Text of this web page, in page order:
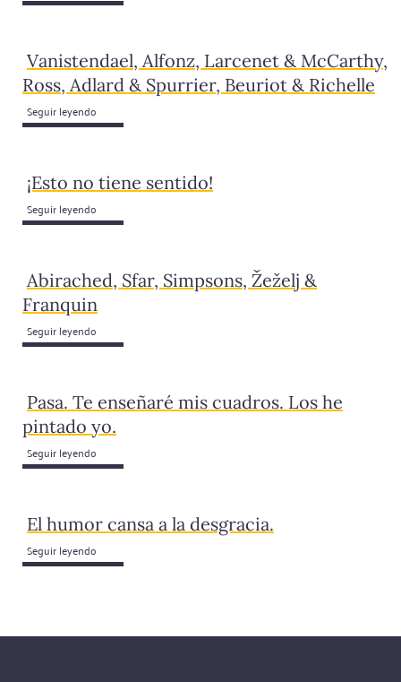
Vanistendael, Alfonz, Larcenet & McCarthy,
Ross, Adlard & Spurrier, Beuriot & Richelle
Seguir leyendo
¡Esto no tiene sentido!
Seguir leyendo
Abirached, Sfar, Simpsons, Žeželj &
Franquin
Seguir leyendo
Pasa. Te enseñaré mis cuadros. Los he
pintado yo.
Seguir leyendo
El humor cansa a la desgracia.
Seguir leyendo